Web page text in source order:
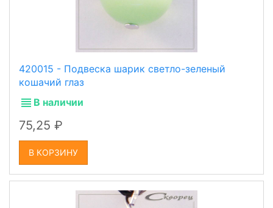
420015 - Подвеска шарик светло-зеленый
кошачий глаз
В наличии
75,25
В КОРЗИНУ